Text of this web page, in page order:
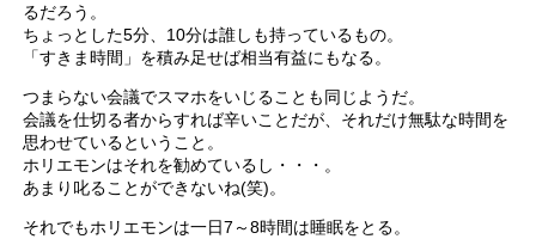
るだろう。
ちょっとした5分、10分は誰しも持っているもの。
「すきま時間」を積み足せば相当有益にもなる。
つまらない会議でスマホをいじることも同じようだ。
会議を仕切る者からすれば辛いことだが、それだけ無駄な時間を
思わせているということ。
ホリエモンはそれを勧めているし・・・。
あまり叱ることができないね(笑)。
それでもホリエモンは一日7～8時間は睡眠をとる。